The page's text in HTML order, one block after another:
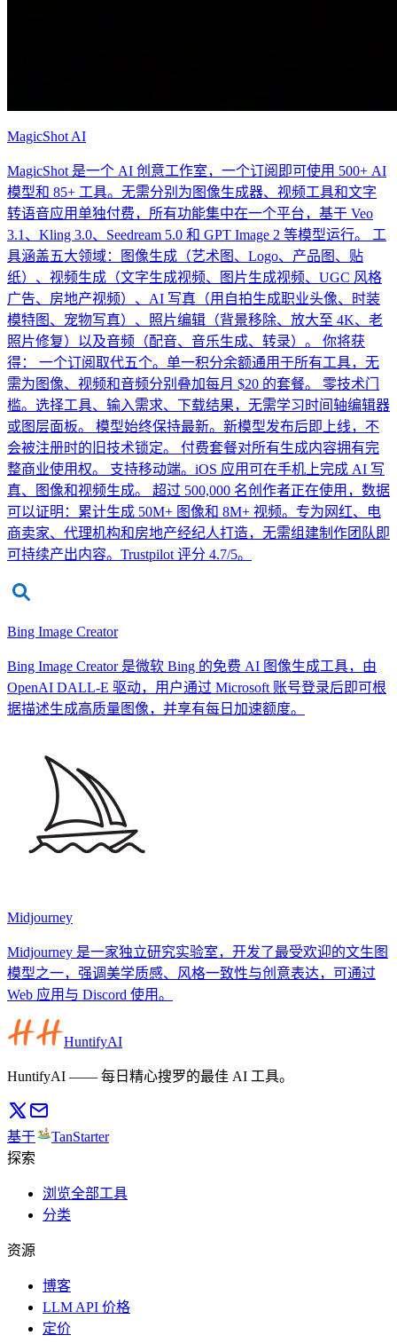
MagicShot AI
MagicShot 是一个 AI 创意工作室，一个订阅即可使用 500+ AI
模型和 85+ 工具。无需分别为图像生成器、视频工具和文字
转语音应用单独付费，所有功能集中在一个平台，基于 Veo
3.1、Kling 3.0、Seedream 5.0 和 GPT Image 2 等模型运行。 工
具涵盖五大领域：图像生成（艺术图、Logo、产品图、贴
纸）、视频生成（文字生成视频、图片生成视频、UGC 风格
广告、房地产视频）、AI 写真（用自拍生成职业头像、时装
模特图、宠物写真）、照片编辑（背景移除、放大至 4K、老
照片修复）以及音频（配音、音乐生成、转录）。 你将获
得： 一个订阅取代五个。单一积分余额通用于所有工具，无
需为图像、视频和音频分别叠加每月 $20 的套餐。 零技术门
槛。选择工具、输入需求、下载结果，无需学习时间轴编辑器
或图层面板。 模型始终保持最新。新模型发布后即上线，不
会被注册时的旧技术锁定。 付费套餐对所有生成内容拥有完
整商业使用权。 支持移动端。iOS 应用可在手机上完成 AI 写
真、图像和视频生成。 超过 500,000 名创作者正在使用，数据
可以证明：累计生成 50M+ 图像和 8M+ 视频。专为网红、电
商卖家、代理机构和房地产经纪人打造，无需组建制作团队即
可持续产出内容。Trustpilot 评分 4.7/5。
Bing Image Creator
Bing Image Creator 是微软 Bing 的免费 AI 图像生成工具，由
OpenAI DALL-E 驱动，用户通过 Microsoft 账号登录后即可根
据描述生成高质量图像，并享有每日加速额度。
Midjourney
Midjourney 是一家独立研究实验室，开发了最受欢迎的文生图
模型之一，强调美学质感、风格一致性与创意表达，可通过
Web 应用与 Discord 使用。
HuntifyAI
HuntifyAI —— 每日精心搜罗的最佳 AI 工具。
基于
TanStarter
探索
浏览全部工具
分类
资源
博客
LLM API 价格
定价